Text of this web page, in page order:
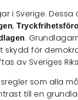
i Sverige. Dessa
,
.
skydd för
av Sveriges
som alla
till en